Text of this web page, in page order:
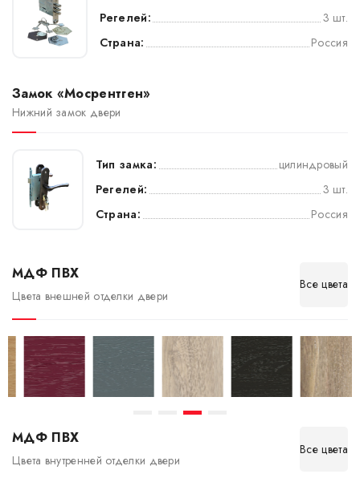
Регелей:
3 шт.
Страна:
Россия
Замок «Мосрентген»
Нижний замок двери
Тип замка:
цилиндровый
Регелей:
3 шт.
Страна:
Россия
МДФ ПВХ
Цвета внешней отделки двери
Все цвета
МДФ ПВХ
Цвета внутренней отделки двери
Все цвета